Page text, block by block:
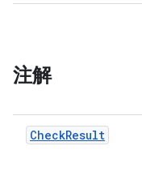
注解
CheckResult